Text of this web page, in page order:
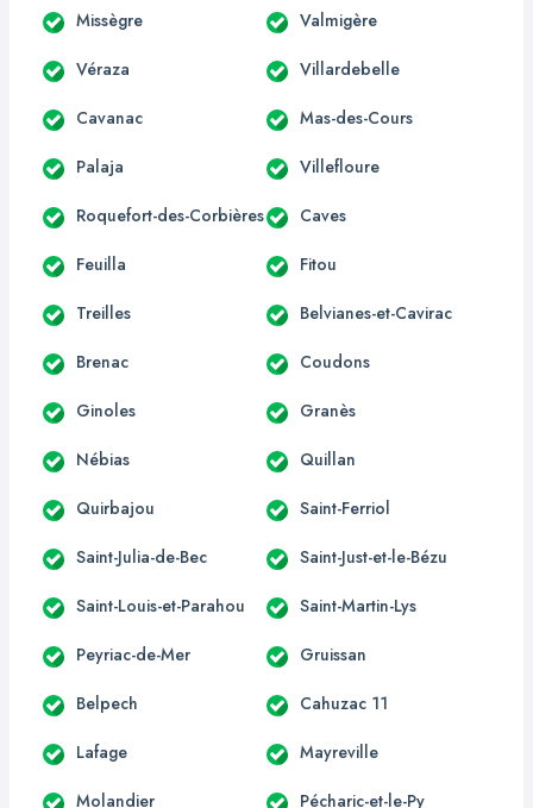
Missègre Valmigère
Véraza Villardebelle
Cavanac Mas-des-Cours
Palaja Villefloure
Roquefort-des-Corbières Caves
Feuilla Fitou
Treilles Belvianes-et-Cavirac
Brenac Coudons
Ginoles Granès
Nébias Quillan
Quirbajou Saint-Ferriol
Saint-Julia-de-Bec Saint-Just-et-le-Bézu
Saint-Louis-et-Parahou Saint-Martin-Lys
Peyriac-de-Mer Gruissan
Belpech Cahuzac 11
Lafage Mayreville
Molandier Pécharic-et-le-Py